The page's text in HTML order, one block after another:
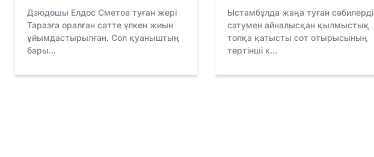
Дзюдошы Елдос Сметов туған жері
Таразға оралған сәтте үлкен жиын
ұйымдастырылған. Сол қуаныштың
бары...
Ыстамбұлда жаңа туған сәбилерді
сатумен айналысқан қылмыстық
топқа қатысты сот отырысының
төртінші к...